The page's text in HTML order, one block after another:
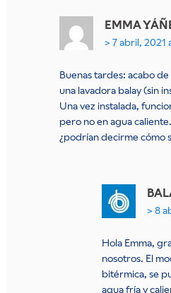
EMMA
7 abril, 2021
Buenas tardes: acabo
una lavadora balay (sin
Una vez instalada,
pero no en agua
¿podrían decirme cómo
8
Hola Emma,
nosotros. El
bitérmica, se
agua fría y